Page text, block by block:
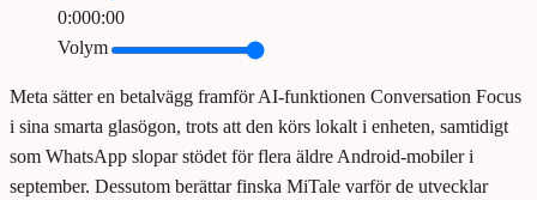
0:000:00
Volym
Meta sätter en betalvägg framför AI-funktionen Conversation Focus
i sina smarta glasögon, trots att den körs lokalt i enheten, samtidigt
som WhatsApp slopar stödet för flera äldre Android-mobiler i
september. Dessutom berättar finska MiTale varför de utvecklar